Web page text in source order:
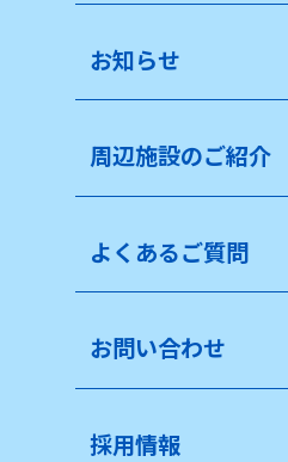
お知らせ
周辺施設のご紹介
よくあるご質問
お問い合わせ
採用情報